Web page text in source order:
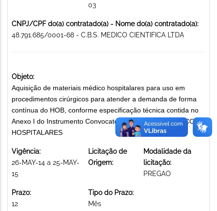
03
CNPJ/CPF do(a) contratado(a) - Nome do(a) contratado(a):
48.791.685/0001-68 - C.B.S. MEDICO CIENTIFICA LTDA
Objeto:
Aquisição de materiais médico hospitalares para uso em
procedimentos cirúrgicos para atender a demanda de forma
contínua do HOB, conforme especificação técnica contida no
Anexo I do Instrumento Convocatório. MATERIAIS MÉDICO-
HOSPITALARES
Vigência:
26-MAY-14 a 25-MAY-
15
Licitação de
Origem:
Modalidade da
licitação:
PREGAO
Prazo:
12
Tipo do Prazo:
Mês